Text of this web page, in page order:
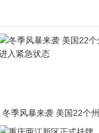
冬季风暴来袭 美国22个